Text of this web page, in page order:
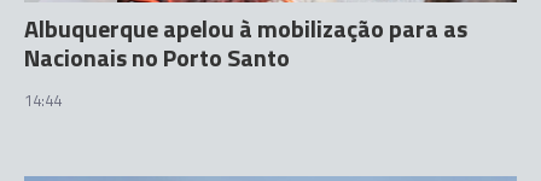
Albuquerque apelou à mobilização para as
Nacionais no Porto Santo
14:44